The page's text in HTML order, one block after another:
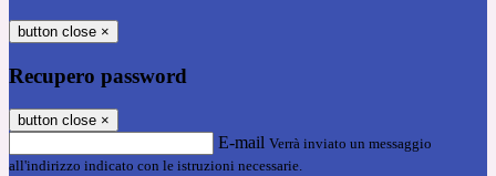
button close ×
Recupero password
button close ×
E-mail Verrà inviato un messaggio
all'indirizzo indicato con le istruzioni necessarie.